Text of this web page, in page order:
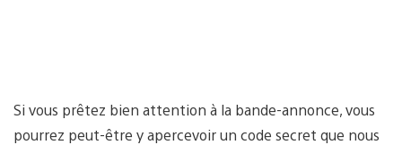
Si vous prêtez bien attention à la bande-annonce, vous
pourrez peut-être y apercevoir un code secret que nous